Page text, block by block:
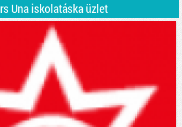
Una iskolatáska üzlet